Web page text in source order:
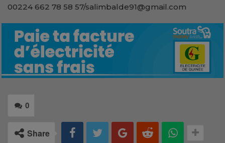
00224 662 78 58 57/salimbalde91@gmail.com
0
Share